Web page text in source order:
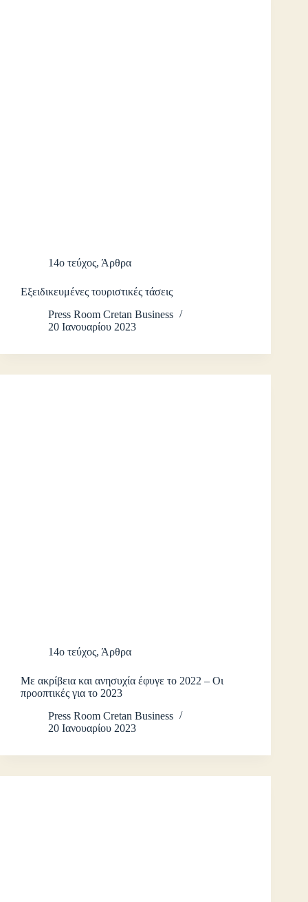
14ο τεύχος, Άρθρα
Εξειδικευμένες τουριστικές τάσεις
Press Room Cretan Business
20 Ιανουαρίου 2023
14ο τεύχος, Άρθρα
Με ακρίβεια και ανησυχία έφυγε το 2022 – Οι
προοπτικές για το 2023
Press Room Cretan Business
20 Ιανουαρίου 2023